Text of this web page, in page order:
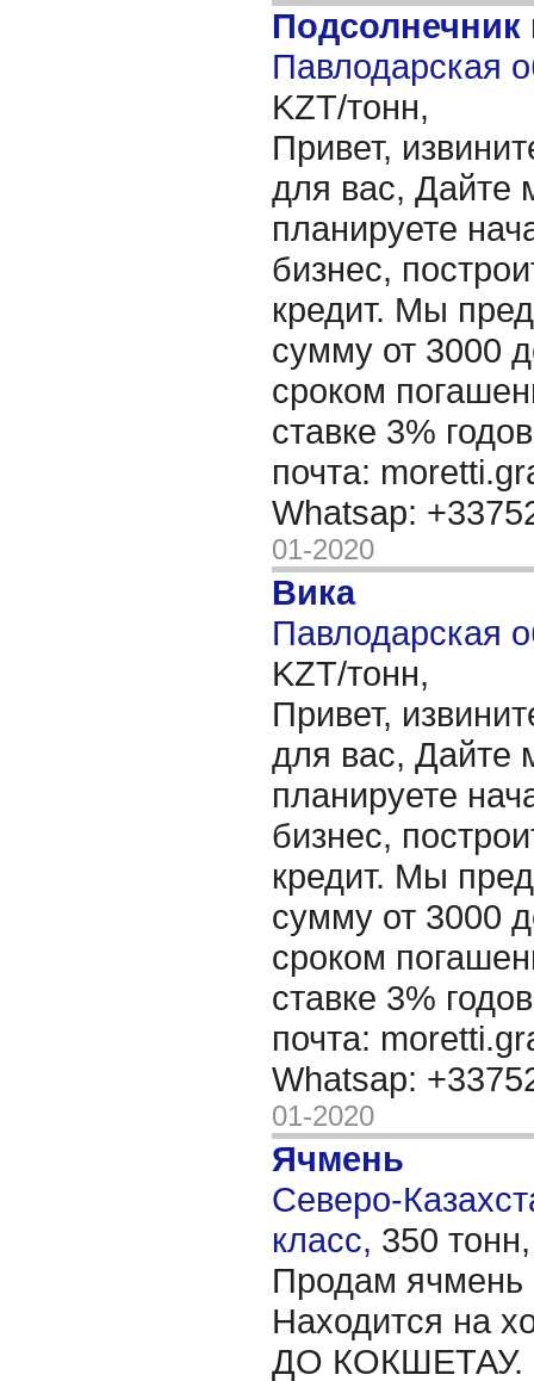
Подсолнечник
Павлодарская
KZT/тонн,
Привет,
для вас, Дайте
планируете
бизнес,
кредит. Мы
сумму от 3000
сроком
ставке 3%
почта:
Whatsap:
01-2020
Вика
Павлодарская
KZT/тонн,
Привет,
для вас, Дайте
планируете
бизнес,
кредит. Мы
сумму от 3000
сроком
ставке 3%
почта:
Whatsap:
01-2020
Ячмень
Северо-
класс, 350
Продам ячмень
Находится на
ДО КОКШЕТАУ.